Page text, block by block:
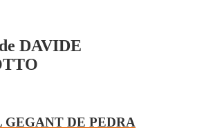
DAVIDE
GEGANT DE PEDRA